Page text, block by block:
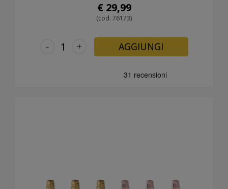
€ 29,99
(cod. 76173)
+
- AGGIUNGI